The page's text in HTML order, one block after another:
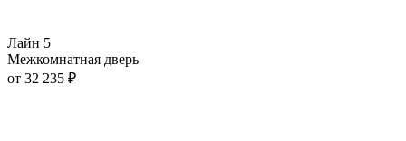
Лайн 5
Межкомнатная дверь
от 32 235 ₽